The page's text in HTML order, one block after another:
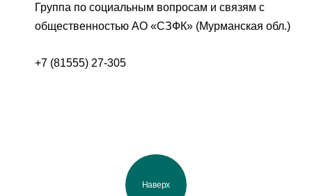
Группа по социальным вопросам и связям с
общественностью АО «СЗФК» (Мурманская обл.)
+7 (81555) 27-305
Наверх